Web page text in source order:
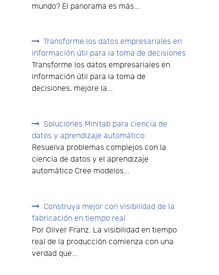
mundo? El panorama es más...
Transforme los datos empresariales en
información útil para la toma de decisiones
Transforme los datos empresariales en
información útil para la toma de
decisiones, mejore la...
Soluciones Minitab para ciencia de
datos y aprendizaje automático
Resuelva problemas complejos con la
ciencia de datos y el aprendizaje
automático Cree modelos...
Construya mejor con visibilidad de la
fabricación en tiempo real
Por Oliver Franz. La visibilidad en tiempo
real de la producción comienza con una
verdad que...